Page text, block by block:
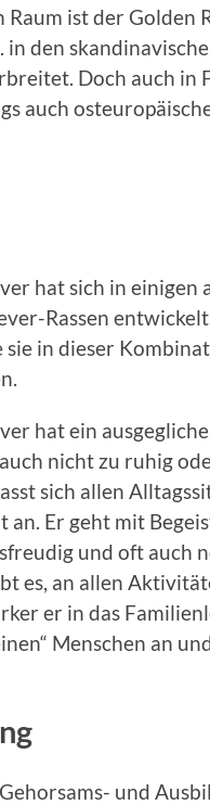
Raum ist der
in den
Doch auch in
auch
hat sich in einigen
Rassen
sie in dieser
hat ein
nicht zu ruhig
sich allen
Er geht mit
und oft auch
es, an allen
er in das
Menschen an
und